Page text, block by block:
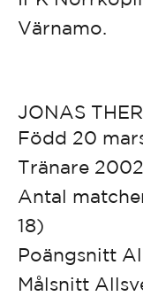
Värnamo.
JONAS
Född 20
Tränare
Antal
18)
Poängsnitt
Målsnitt